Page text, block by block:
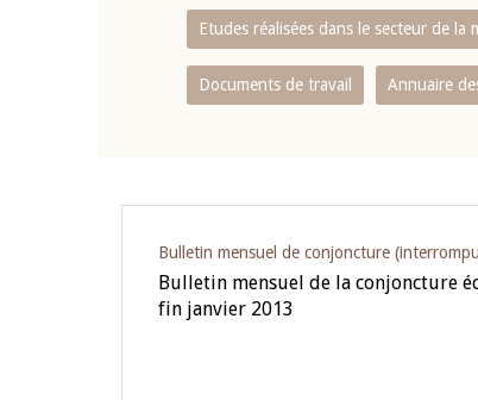
Etudes réalisées dans le secteur de la
Documents de travail Annuaire
Bulletin mensuel de conjoncture
Bulletin mensuel de la conjoncture
fin janvier 2013